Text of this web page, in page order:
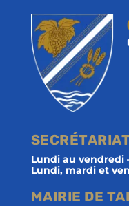
Lundi au vendredi
Lundi, mardi et
MAIRIE DE